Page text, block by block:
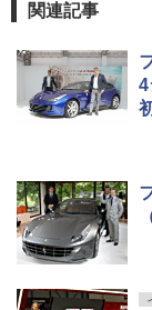
関連記事
4